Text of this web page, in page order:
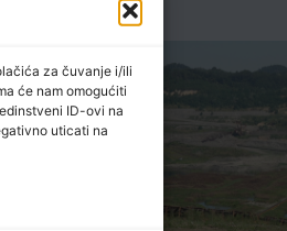
za čuvanje i/ili
će nam omogućiti
ID-ovi na
uticati na